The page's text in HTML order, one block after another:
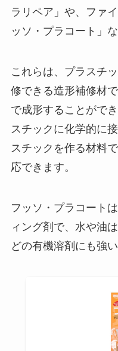
ラリペア」や、ファ
ッソ・プラコート」
これらは、プラスチ
修できる造形補修材
で成形することがで
スチックに化学的に
スチックを作る材料
応できます。
フッソ・プラコート
ィング剤で、水や油
どの有機溶剤にも強